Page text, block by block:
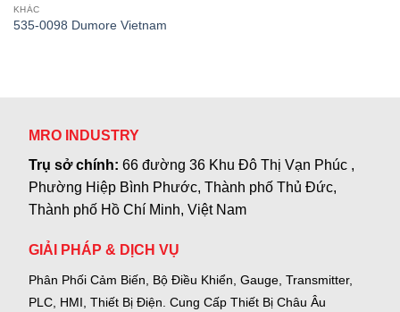
KHÁC
535-0098 Dumore Vietnam
MRO INDUSTRY
Trụ sở chính:66 đường 36 Khu Đô Thị Vạn Phúc ,
Phường Hiệp Bình Phước, Thành phố Thủ Đức,
Thành phố Hồ Chí Minh, Việt Nam
GIẢI PHÁP & DỊCH VỤ
Phân Phối Cảm Biến, Bộ Điều Khiển, Gauge, Transmitter,
PLC, HMI, Thiết Bị Điện. Cung Cấp Thiết Bị Châu Âu